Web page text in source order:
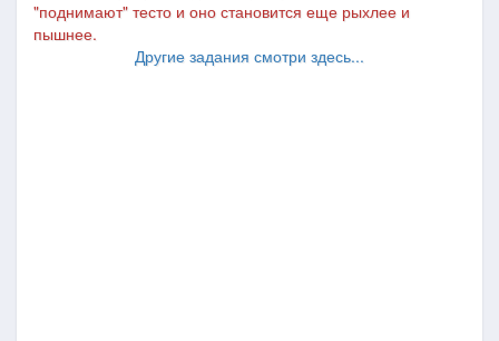
"поднимают" тесто и оно становится еще рыхлее и
пышнее.
Другие задания смотри здесь...